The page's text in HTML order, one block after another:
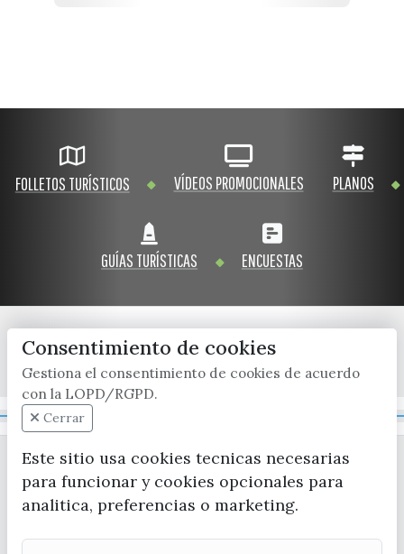
FOLLETOS TURÍSTICOS VÍDEOS PROMOCIONALES PLANOS
GUÍAS TURÍSTICAS ENCUESTAS
x / twitter facebook youtube instagram
Consentimiento de cookies
Gestiona el consentimiento de cookies de acuerdo
con la LOPD/RGPD.
Cerrar
Este sitio usa cookies tecnicas necesarias
para funcionar y cookies opcionales para
analitica, preferencias o marketing.